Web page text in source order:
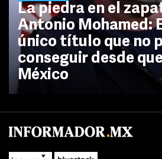
La piedra en el
Antonio Mohamed:
único título que no
conseguir desde
México